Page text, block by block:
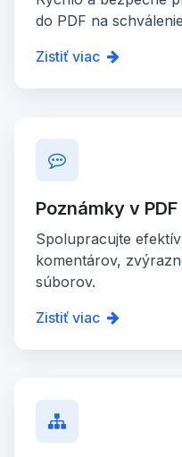
do PDF na
Zistiť viac
Poznámky v PDF
Spolupracujte
komentárov,
súborov.
Zistiť viac